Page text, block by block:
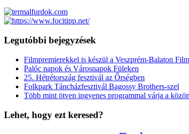
Legutóbbi bejegyzések
Filmpremierekkel is készül a Veszprém-Balaton
Palóc napok és Városnapok Füleken
25. Hétrétország fesztivál az Őrségben
Folkpark Táncházfesztivál Bagossy Brothers-szel
Több mint ötven ingyenes programmal várja a
Lehet, hogy ezt keresed?